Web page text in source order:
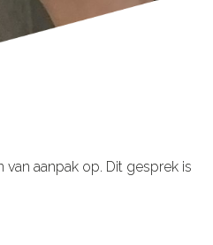
aanpak op. Dit gesprek is